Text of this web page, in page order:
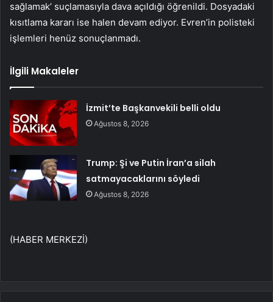
sağlamak’ suçlamasıyla dava açıldığı öğrenildi. Dosyadaki
kısıtlama kararı ise halen devam ediyor. Evren’in polisteki
işlemleri henüz sonuçlanmadı.
İlgili Makaleler
İzmit’te Başkanvekili belli oldu
Ağustos 8, 2026
Trump: Şi ve Putin İran’a silah
satmayacaklarını söyledi
Ağustos 8, 2026
(HABER MERKEZİ)